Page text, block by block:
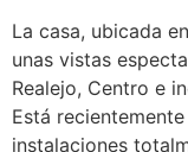
La casa, ubicada
unas vistas
Realejo, Centro e
Está
instalaciones